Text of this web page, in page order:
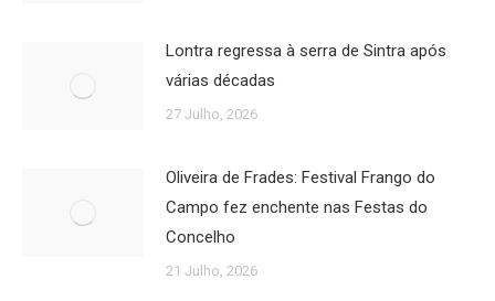
Lontra regressa à serra de Sintra após
várias décadas
27 Julho, 2026
Oliveira de Frades: Festival Frango do
Campo fez enchente nas Festas do
Concelho
21 Julho, 2026